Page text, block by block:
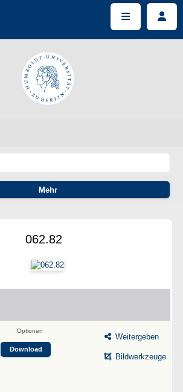
062.82
Optionen
Download
Weitergeben
Bildwerkzeuge